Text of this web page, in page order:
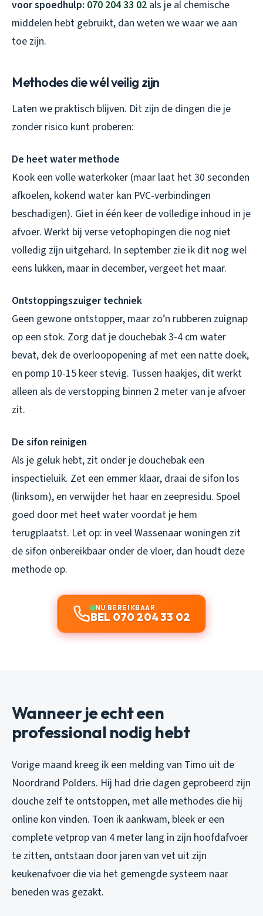
voor spoedhulp: 070 204 33 02 als je al chemische
middelen hebt gebruikt, dan weten we waar we aan
toe zijn.
Methodes die wél veilig zijn
Laten we praktisch blijven. Dit zijn de dingen die je
zonder risico kunt proberen:
De heet water methode
Kook een volle waterkoker (maar laat het 30 seconden
afkoelen, kokend water kan PVC-verbindingen
beschadigen). Giet in één keer de volledige inhoud in je
afvoer. Werkt bij verse vetophopingen die nog niet
volledig zijn uitgehard. In september zie ik dit nog wel
eens lukken, maar in december, vergeet het maar.
Ontstoppingszuiger techniek
Geen gewone ontstopper, maar zo’n rubberen zuignap
op een stok. Zorg dat je douchebak 3-4 cm water
bevat, dek de overloopopening af met een natte doek,
en pomp 10-15 keer stevig. Tussen haakjes, dit werkt
alleen als de verstopping binnen 2 meter van je afvoer
zit.
De sifon reinigen
Als je geluk hebt, zit onder je douchebak een
inspectieluik. Zet een emmer klaar, draai de sifon los
(linksom), en verwijder het haar en zeepresidu. Spoel
goed door met heet water voordat je hem
terugplaatst. Let op: in veel Wassenaar woningen zit
de sifon onbereikbaar onder de vloer, dan houdt deze
methode op.
NU BEREIKBAAR
BEL 070 204 33 02
Wanneer je echt een
professional nodig hebt
Vorige maand kreeg ik een melding van Timo uit de
Noordrand Polders. Hij had drie dagen geprobeerd zijn
douche zelf te ontstoppen, met alle methodes die hij
online kon vinden. Toen ik aankwam, bleek er een
complete vetprop van 4 meter lang in zijn hoofdafvoer
te zitten, ontstaan door jaren van vet uit zijn
keukenafvoer die via het gemengde systeem naar
beneden was gezakt.